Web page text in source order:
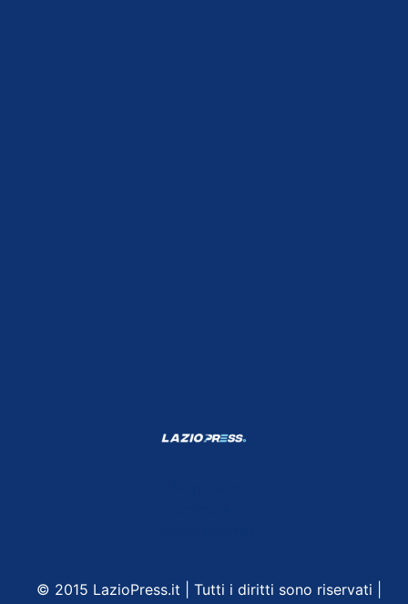
© 2015 LazioPress.it | Tutti i diritti sono riservati |